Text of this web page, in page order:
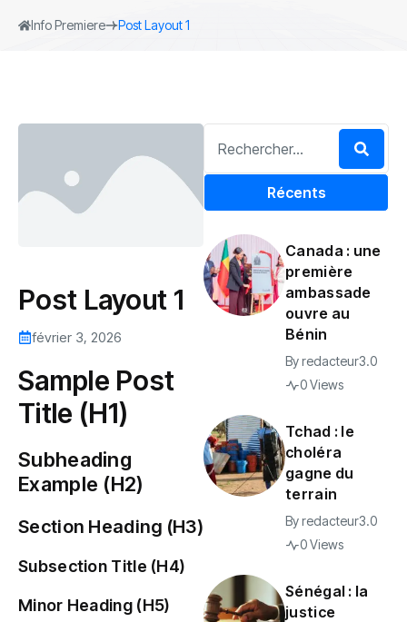
Info Premiere Post Layout 1
Post Layout 1
février 3, 2026
Sample Post
Title (H1)
Subheading
Example (H2)
Section Heading (H3)
Subsection Title (H4)
Minor Heading (H5)
Récents
Canada : une
première
ambassade
ouvre au
Bénin
Byredacteur3.0
0 Views
Tchad : le
choléra
gagne du
terrain
Byredacteur3.0
0 Views
Sénégal : la
justice